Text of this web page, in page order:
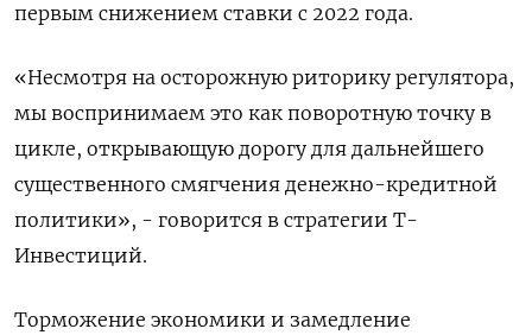
первым снижением ставки с 2022 года.
«Несмотря на осторожную риторику регулятора,
мы воспринимаем это как поворотную точку в
цикле, открывающую дорогу для дальнейшего
существенного смягчения денежно-кредитной
политики», - говорится в стратегии Т-
Инвестиций.
Торможение экономики и замедление